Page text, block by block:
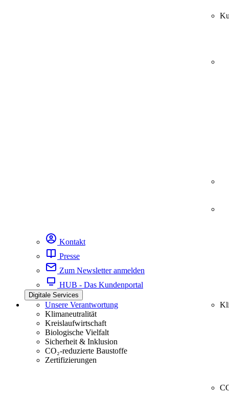
Kontakt
Presse
Zum Newsletter anmelden
HUB - Das Kundenportal
Digitale Services
Unsere Verantwortung
Klimaneutralität
Kreislaufwirtschaft
Biologische Vielfalt
Sicherheit & Inklusion
CO₂-reduzierte Baustoffe
Zertifizierungen